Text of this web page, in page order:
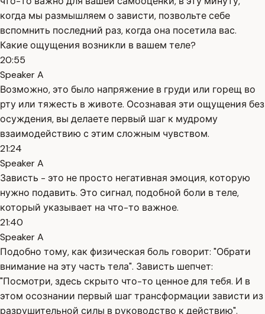
когда мы размышляем о зависти, позвольте себе
вспомнить последний раз, когда она посетила вас.
Какие ощущения возникли в вашем теле?
20:55
Speaker A
Возможно, это было напряжение в груди или горещ во
рту или тяжесть в животе. Осознавая эти ощущения без
осуждения, вы делаете первый шаг к мудрому
взаимодействию с этим сложным чувством.
21:24
Speaker A
Зависть - это не просто негативная эмоция, которую
нужно подавить. Это сигнал, подобной боли в теле,
который указывает на что-то важное.
21:40
Speaker A
Подобно тому, как физическая боль говорит: "Обрати
внимание на эту часть тела". Зависть шепчет:
"Посмотри, здесь скрыто что-то ценное для тебя. И в
этом осознании первый шаг трансформации зависти из
разрушительной силы в руководство к действию".